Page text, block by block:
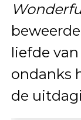
liefde
ondanks
de